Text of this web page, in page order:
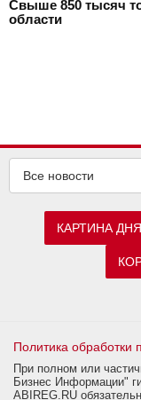
Свыше 850 тысяч
области
Все новости
КАРТИНА ДНЯ
Политика
При полном или
Бизнес Информации"
ABIREG.RU